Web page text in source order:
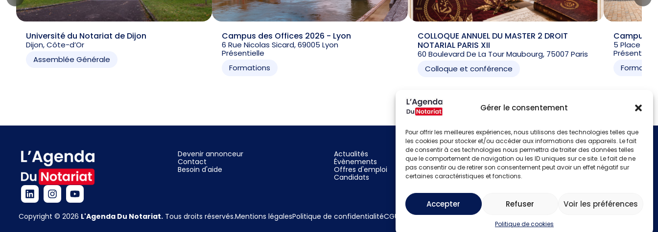
Gérer le consentement
Pour offrir les meilleures expériences, nous utilisons des technologies telles que
les cookies pour stocker et/ou accéder aux informations des appareils. Le fait
de consentir à ces technologies nous permettra de traiter des données telles
que le comportement de navigation ou les ID uniques sur ce site. Le fait de ne
pas consentir ou de retirer son consentement peut avoir un effet négatif sur
certaines caractéristiques et fonctions.
Accepter Refuser Voir les préférences
Politique de cookies
Université du Notariat de Dijon
Dijon, Côte-d’Or
Assemblée Générale
Campus des Offices 2026 - Lyon
6 Rue Nicolas Sicard, 69005 Lyon
Présentielle
Formations
COLLOQUE ANNUEL DU MASTER 2 DROIT
NOTARIAL PARIS XII
60 Boulevard De La Tour Maubourg, 75007 Paris
Colloque et conférence
Campus
5 Place
Présentielle
Devenir annonceur
Contact
Besoin d'aide
Actualités
Évènements
Offres d'emploi
Candidats
S'identifier
Créer un compte
Copyright © 2026 L'Agenda Du Notariat. Tous droits réservés.Mentions légalesPolitique de confidentialitéCGU